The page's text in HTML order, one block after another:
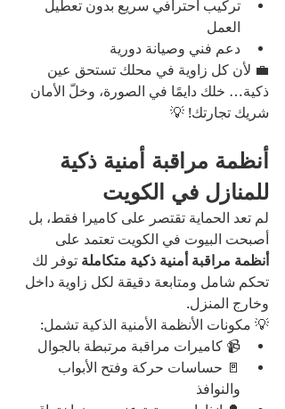
تركيب احترافي سريع بدون تعطيل
العمل
دعم فني وصيانة دورية
💼 لأن كل زاوية في محلك تستحق عين
ذكية… خلك دايمًا في الصورة، وخلّ الأمان
شريك تجارتك! 💡
أنظمة مراقبة أمنية ذكية
للمنازل في الكويت
لم تعد الحماية تقتصر على كاميرا فقط، بل
أصبحت البيوت في الكويت تعتمد على
أنظمة مراقبة أمنية ذكية متكاملة توفر لك
تحكم شامل ومتابعة دقيقة لكل زاوية داخل
وخارج المنزل.
💡 مكونات الأنظمة الأمنية الذكية تشمل:
📹 كاميرات مراقبة مرتبطة بالجوال
🚪 حساسات حركة وفتح الأبواب
والنوافذ